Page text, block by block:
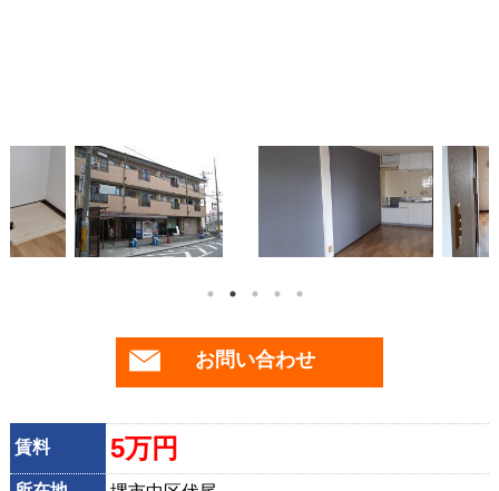
お問い合わせ
賃料 5万円